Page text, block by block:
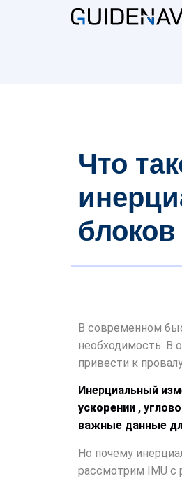
Что
блоков
В современном
необходимость. В
привести к
Инерциальный
ускорении ,
важные данные
Но почему
рассмотрим IMU с